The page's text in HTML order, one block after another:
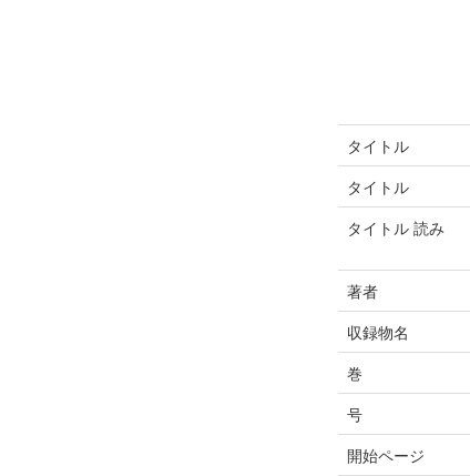
タイトル
タイトル
タイトル 読み
著者
収録物名
巻
号
開始ページ